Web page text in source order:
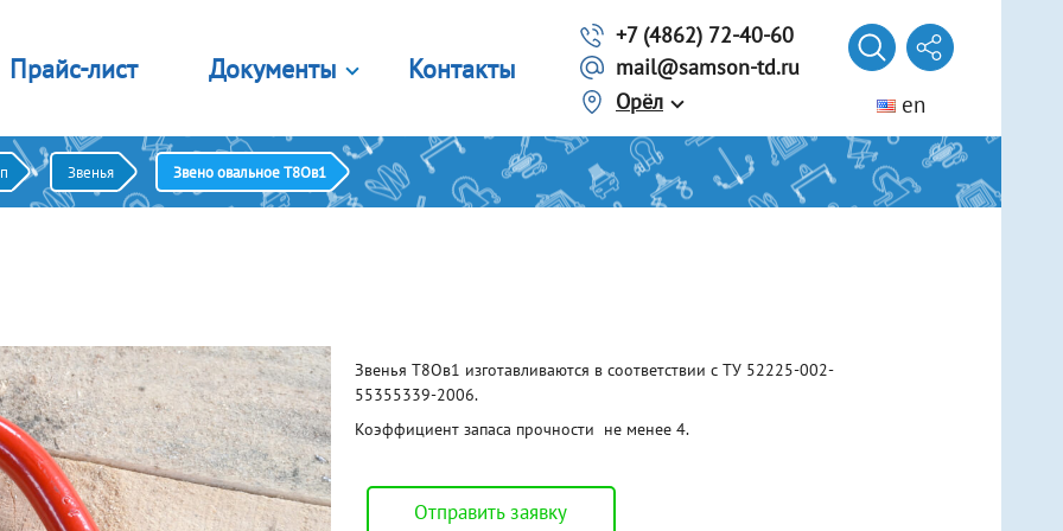
крепления
ремни
Комплектующие
Канат
Автомобилисту
Трос из ленты
подъема бетонных колец
подъема лестничных
подъема листового проката
подъема сэндвич панелей
2 вида
Блоки
Закрытые
Открытые
С площадкой крепления
Крюковая подвеска
Еще 2 вида
Реечные
Прайс-лист Документы
Лицензии и сертификаты
Правовые документы
450 лет городу Орлу
Контакты
+7 (4862) 72-40-60
mail@samson-td.ru
Орёл
en
Звенья Звено овальное Т8Ов1
Звенья Т8Ов1 изготавливаются в соответствии с ТУ 52225-002-
55355339-2006.
Коэффициент запаса прочности не менее 4.
Отправить заявку